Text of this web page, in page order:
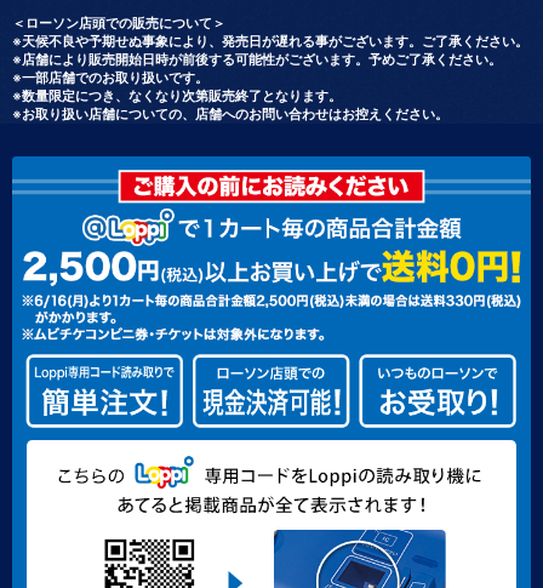
＜ローソン店頭での販売について＞
※天候不良や予期せぬ事象により、発売日が遅れる事がございます。ご了承ください。
※店舗により販売開始日時が前後する可能性がございます。予めご了承ください。
※一部店舗でのお取り扱いです。
※数量限定につき、なくなり次第販売終了となります。
※お取り扱い店舗についての、店舗へのお問い合わせはお控えください。